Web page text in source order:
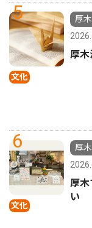
5
文化
厚
厚
6
文化
厚
厚
い